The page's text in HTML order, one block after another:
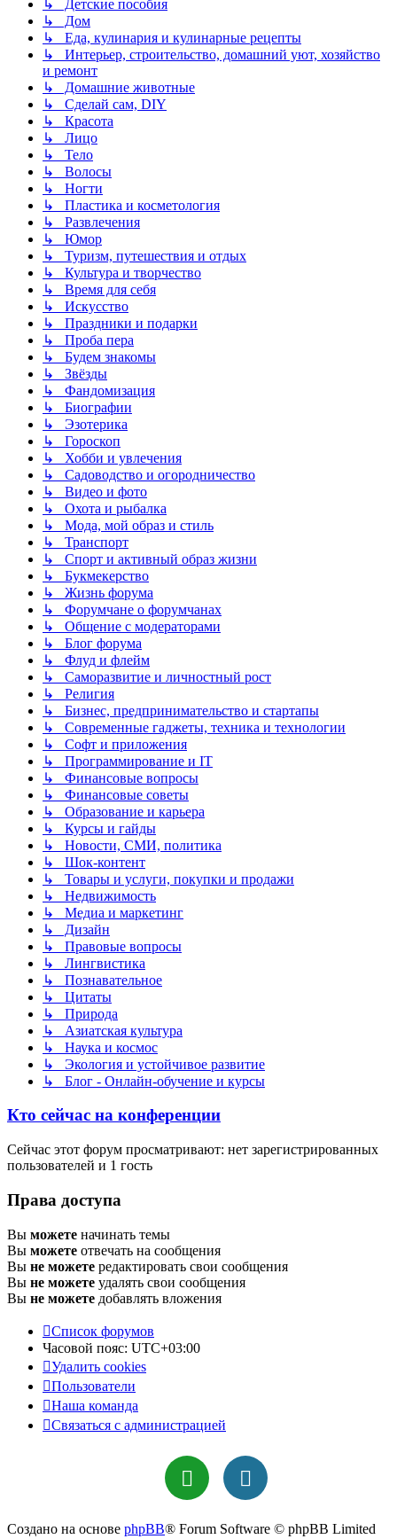
↳ Детские пособия
↳ Дом
↳ Еда, кулинария и кулинарные рецепты
↳ Интерьер, строительство, домашний уют, хозяйство
и ремонт
↳ Домашние животные
↳ Сделай сам, DIY
↳ Красота
↳ Лицо
↳ Тело
↳ Волосы
↳ Ногти
↳ Пластика и косметология
↳ Развлечения
↳ Юмор
↳ Туризм, путешествия и отдых
↳ Культура и творчество
↳ Время для себя
↳ Искусство
↳ Праздники и подарки
↳ Проба пера
↳ Будем знакомы
↳ Звёзды
↳ Фандомизация
↳ Биографии
↳ Эзотерика
↳ Гороскоп
↳ Хобби и увлечения
↳ Садоводство и огородничество
↳ Видео и фото
↳ Охота и рыбалка
↳ Мода, мой образ и стиль
↳ Транспорт
↳ Спорт и активный образ жизни
↳ Букмекерство
↳ Жизнь форума
↳ Форумчане о форумчанах
↳ Общение с модераторами
↳ Блог форума
↳ Флуд и флейм
↳ Саморазвитие и личностный рост
↳ Религия
↳ Бизнес, предпринимательство и стартапы
↳ Современные гаджеты, техника и технологии
↳ Софт и приложения
↳ Программирование и IT
↳ Финансовые вопросы
↳ Финансовые советы
↳ Образование и карьера
↳ Курсы и гайды
↳ Новости, СМИ, политика
↳ Шок-контент
↳ Товары и услуги, покупки и продажи
↳ Недвижимость
↳ Медиа и маркетинг
↳ Дизайн
↳ Правовые вопросы
↳ Лингвистика
↳ Познавательное
↳ Цитаты
↳ Природа
↳ Азиатская культура
↳ Наука и космос
↳ Экология и устойчивое развитие
↳ Блог - Онлайн-обучение и курсы
Кто сейчас на конференции
Сейчас этот форум просматривают: нет зарегистрированных
пользователей и 1 гость
Права доступа
Вы можете начинать темы
Вы можете отвечать на сообщения
Вы не можете редактировать свои сообщения
Вы не можете удалять свои сообщения
Вы не можете добавлять вложения
Список форумов
Часовой пояс: UTC+03:00
Удалить cookies
Пользователи
Наша команда
Связаться с администрацией
Создано на основе phpBB® Forum Software © phpBB Limited